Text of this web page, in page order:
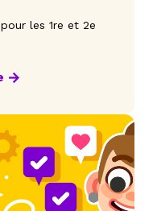
les 1re et 2e